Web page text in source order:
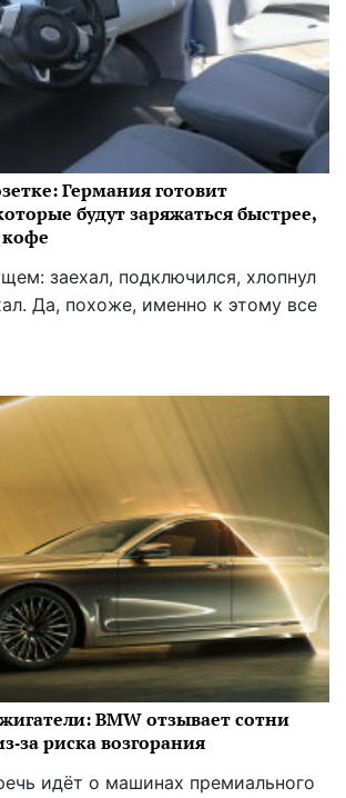
Германия готовит
будут заряжаться быстрее,
заехал, подключился, хлопнул
Да, похоже, именно к этому все
BMW отзывает сотни
риска возгорания
идёт о машинах премиального